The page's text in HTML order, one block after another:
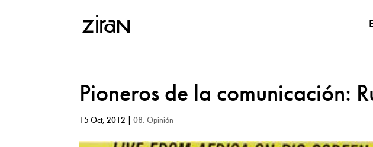
Pioneros de la comunicación:
15 Oct, 2012 |08. Opinión